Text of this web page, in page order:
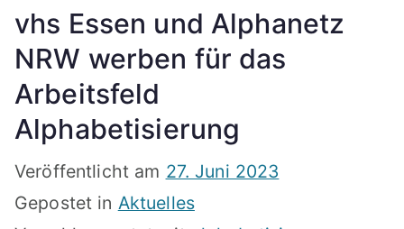
vhs Essen und Alphanetz
NRW werben für das
Arbeitsfeld
Alphabetisierung
Veröffentlicht am 27. Juni 2023
Gepostet in Aktuelles